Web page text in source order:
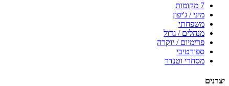
7 מקומות
מיני / ג'יפון
משפחתי
מנהלים / גדול
פרימיום / יוקרה
ספורטיבי
מסחרי וטנדר
יצרנים